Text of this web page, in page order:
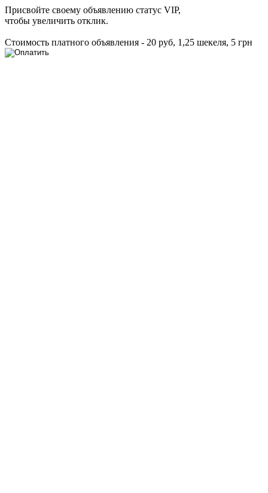
Присвойте своему объявлению статус VIP,
чтобы увеличить отклик.
Стоимость платного объявления - 20 руб, 1,25 шекеля, 5 грн